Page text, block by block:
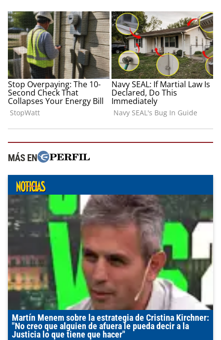
MÁS EN
Martín Menem sobre la estrategia de Cristina Kirchner:
"No creo que alguien de afuera le pueda decir a la
Justicia lo que tiene que hacer"